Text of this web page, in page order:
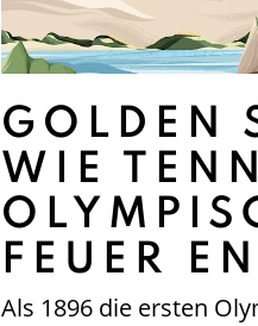
GOLDEN
WIE
FEUER
Als 1896 die ersten